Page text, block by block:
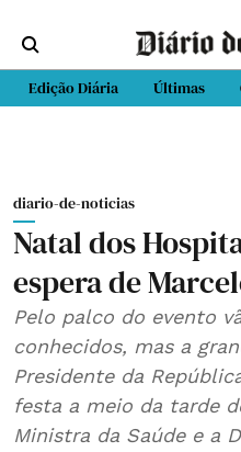
Edição Diária Últimas
diario-de-noticias
Natal dos
espera de
Pelo palco do evento
conhecidos, mas a
Presidente da
festa a meio da tarde
Ministra da Saúde e a